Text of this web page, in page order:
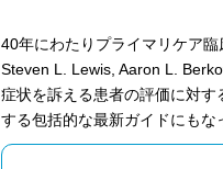
40年にわたりプライマリケア
Steven L. Lewis, Aaron L.
症状を訴える患者の評価に対
する包括的な最新ガイドにもな